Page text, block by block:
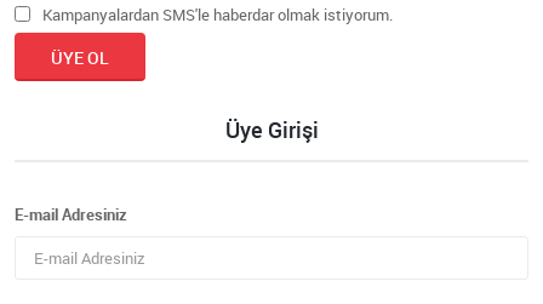
Kampanyalardan SMS'le haberdar olmak istiyorum.
ÜYE OL
Üye Girişi
E-mail Adresiniz